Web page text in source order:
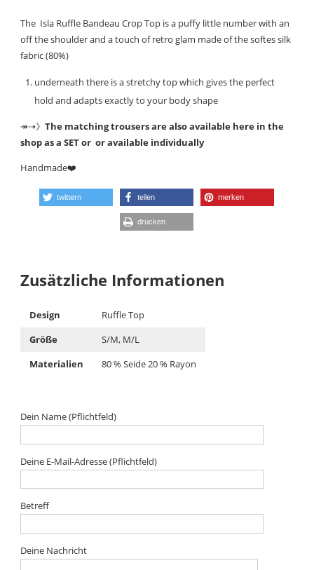
The Isla Ruffle Bandeau Crop Top is a puffy little number with an
off the shoulder and a touch of retro glam made of the softes silk
fabric (80%)
underneath there is a stretchy top which gives the perfect
hold and adapts exactly to your body shape
↠⇢》The matching trousers are also available here in the
shop as a SET or or available individually
Handmade❤️
twittern teilen merken
drucken
Zusätzliche Informationen
Design
Ruffle Top
Größe
S/M, M/L
Materialien
80 % Seide 20 % Rayon
Dein Name (Pflichtfeld)
Deine E-Mail-Adresse (Pflichtfeld)
Betreff
Deine Nachricht